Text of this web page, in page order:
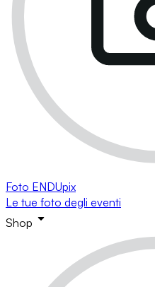
Foto ENDUpix
Le tue foto degli eventi
Shop